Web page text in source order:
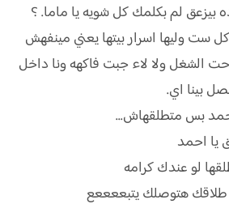
لم بكلمك كل شويه يا ماما. ؟
ست وليها اسرار بيتها يعني مينفهش
الشغل ولا لاء جبت فاكهه ونا داخل
بينا اي.
احمد بس متطلقهاش...
يا احمد
لو عندك كرامه
طلاقك هتوصلك يتبععععع